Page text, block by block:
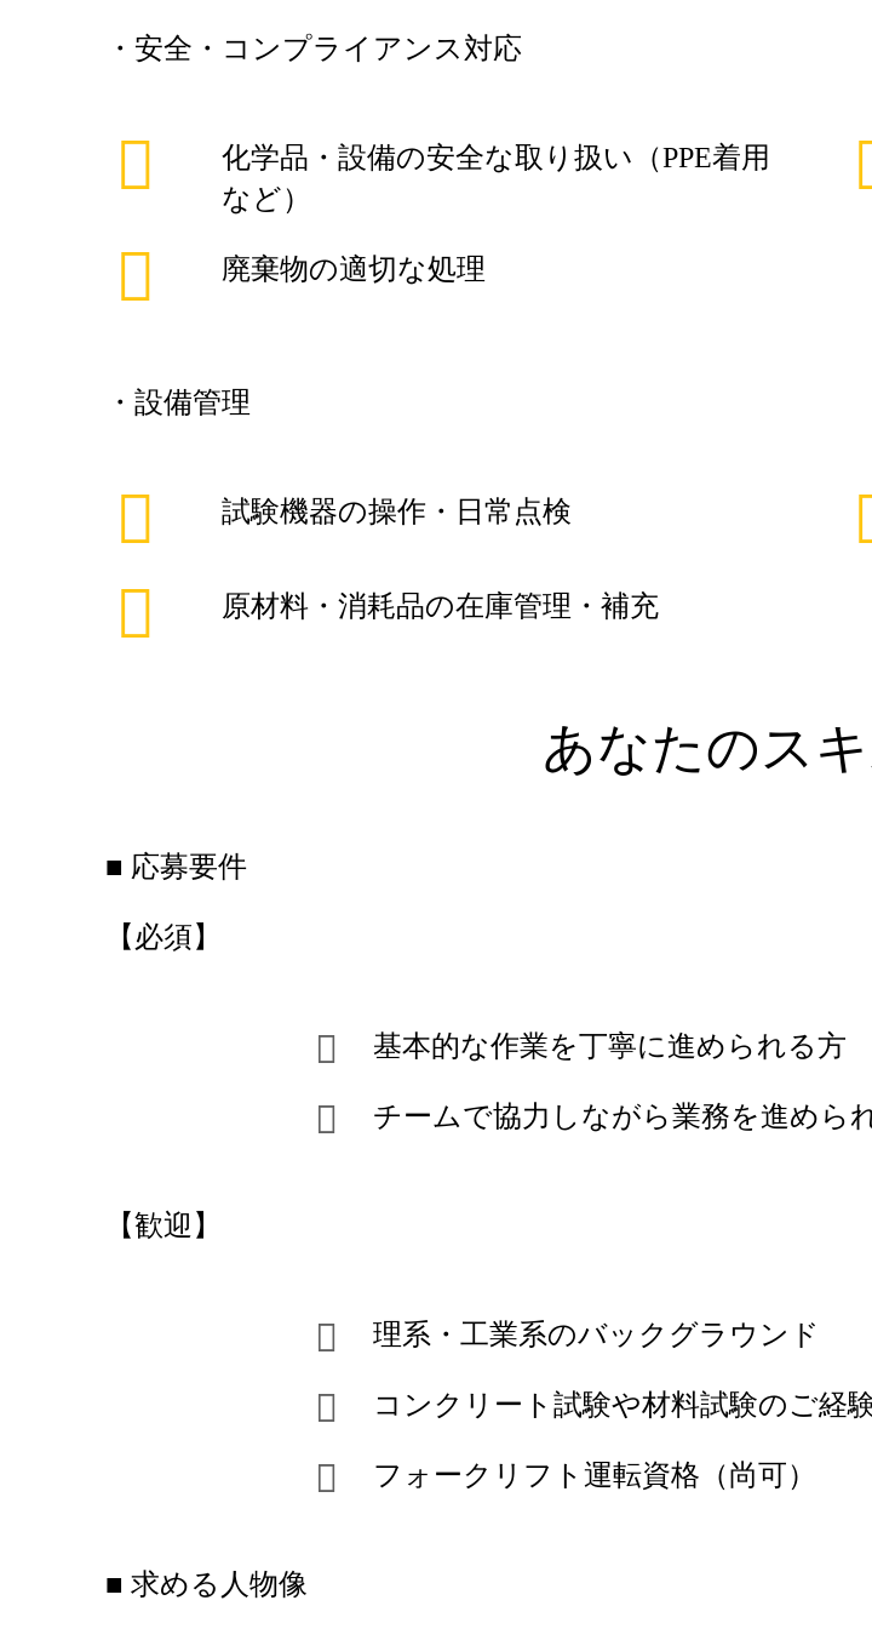
・安全・コンプライアンス対応
化学品・設備の安全な取り扱い（PPE着用
など）
廃棄物の適切な処理
・設備管理
試験機器の操作・日常点検
原材料・消耗品の在庫管理・補充
あなたのス
■ 応募要件
【必須】
基本的な作業を丁寧に進められる方
チームで協力しながら業務を進めら
【歓迎】
理系・工業系のバックグラウンド
コンクリート試験や材料試験のご経
フォークリフト運転資格（尚可）
■ 求める人物像